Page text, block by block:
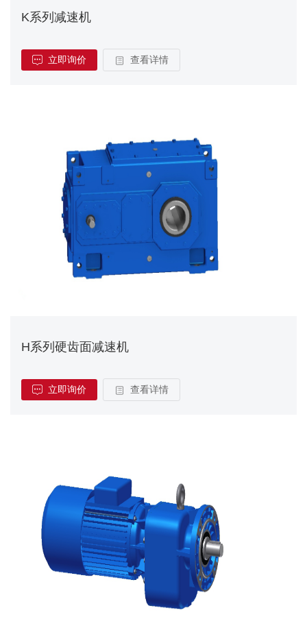
K系列减速机
立即询价 查看详情
H系列硬齿面减速机
立即询价 查看详情